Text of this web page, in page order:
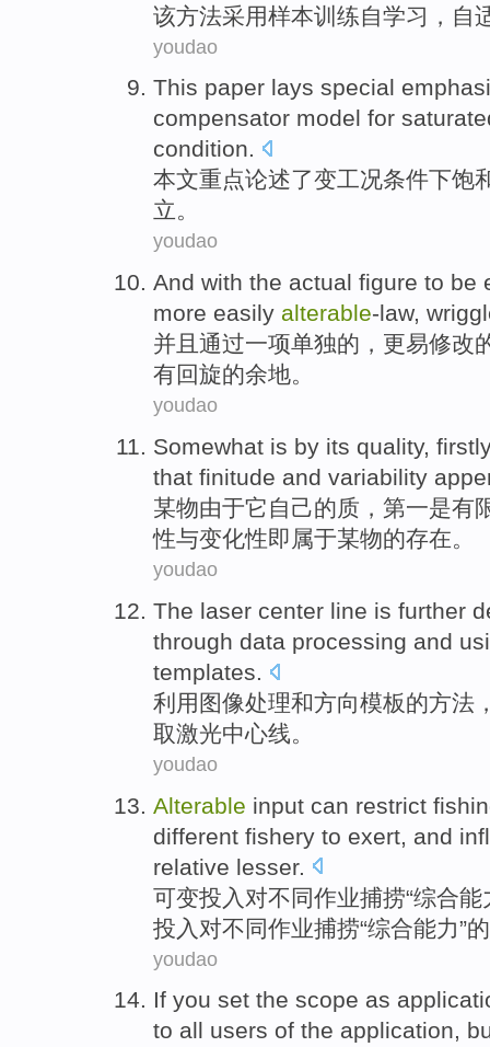
该方法采用样本训练自学习，自
youdao
This paper lays special
compensator model for
condition.
本文重点论述了变工况条件下饱
立。
youdao
And with the actual figure to be
more easily alterable-law,
并且 通过一项单独的 ，更易修改
有回旋的余地。
youdao
Somewhat is by its quality,
that finitude and variability
某物由于它 自己的质 ， 第一是有
性与变化性即 属于某物的存在。
youdao
The laser center line is further
through data processing and
templates.
利用 图像处理和方向模板的方法
取激光中心线。
youdao
Alterable input can restrict
different fishery to exert , and
relative lesser.
可变投入 对不同作业捕捞“综合能
投入 对不同作业捕捞“综合能力”的
youdao
If you set the scope as
to all users of the application,